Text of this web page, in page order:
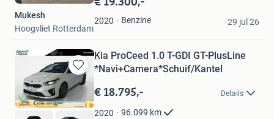
Favorieten
2020 Benzine
Mukesh
Hoogvliet Rotterdam
29 jul 26
Bewaren
in
Mijn
Favorieten
Kia ProCeed 1.0 T-GDI GT-PlusLine
*Navi+Camera*Schuif/Kantel
€ 18.795,- Details
2020 96.099 km